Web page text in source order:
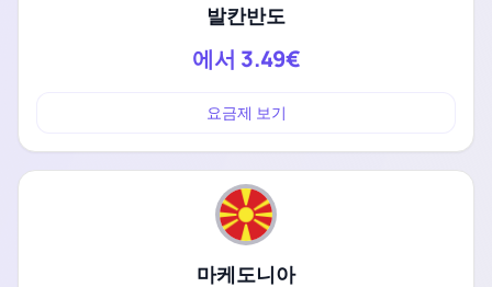
발칸반도
에서 3.49€
요금제 보기
마케도니아